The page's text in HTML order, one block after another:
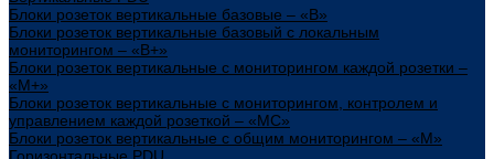
Блоки розеток вертикальные базовые – «В»
Блоки розеток вертикальные базовый с локальным
мониторингом – «В+»
Блоки розеток вертикальные с мониторингом каждой розетки –
«М+»
Блоки розеток вертикальные с мониторингом, контролем и
управлением каждой розеткой – «МС»
Блоки розеток вертикальные с общим мониторингом – «М»